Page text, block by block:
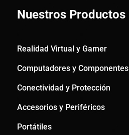
Nuestros Productos
Realidad Virtual y Gamer
Computadores y Componentes
Conectividad y Protección
Accesorios y Periféricos
Portátiles